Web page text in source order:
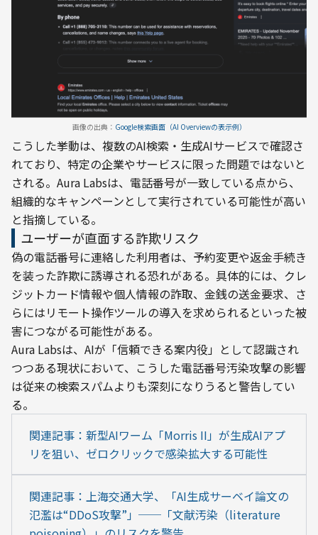
画像の出典： Google検索画面（AI Overviewの表示例）
こうした挙動は、複数のAI検索・生成AIサービスで確認さ
れており、特定の企業やサービスに限った問題ではないと
される。Aura Labsは、電話番号が一致している点から、
組織的なキャンペーンとして実行されている可能性が高い
と指摘している。
ユーザーが直面する詐欺リスク
偽の電話番号に連絡した利用者は、予約変更や返金手続き
を装った詐欺に誘導される恐れがある。具体的には、クレ
ジットカード情報や個人情報の詐取、金銭の送金要求、さ
らにはリモート操作ツールの導入を求められるといった被
害につながる可能性がある。
Aura Labsは、AIが「信頼できる案内役」として認識され
つつある現状において、こうした電話番号汚染攻撃の影響
は従来の検索スパムよりも深刻になりうると警告してい
る。
関連記事：新型AIワーム「Morris II」が生成AIアプ
リを狙い、ゼロクリックで感染拡大する可能性
関連記事：上海交通大学、「AI生成サーベイ論文の
氾濫は“DDoS攻撃”」──「文献汚染（literature